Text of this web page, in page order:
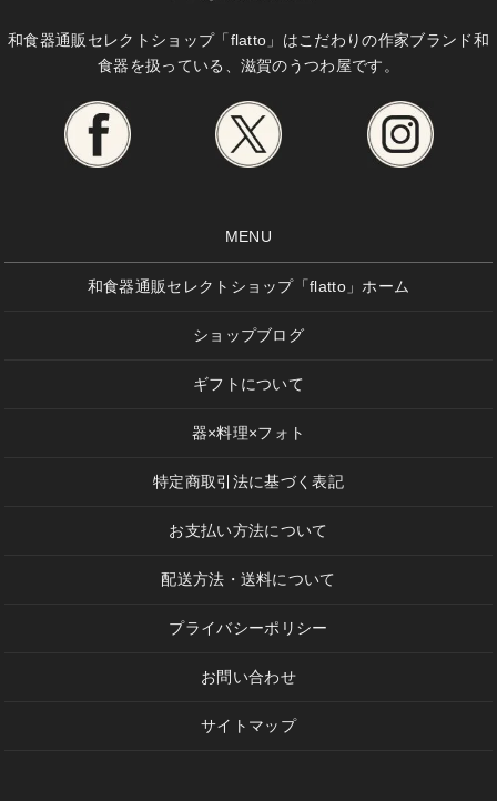
和食器通販セレクトショップ「flatto」はこだわりの作家ブランド和
食器を扱っている、滋賀のうつわ屋です。
MENU
和食器通販セレクトショップ「flatto」ホーム
ショップブログ
ギフトについて
器×料理×フォト
特定商取引法に基づく表記
お支払い方法について
配送方法・送料について
プライバシーポリシー
お問い合わせ
サイトマップ